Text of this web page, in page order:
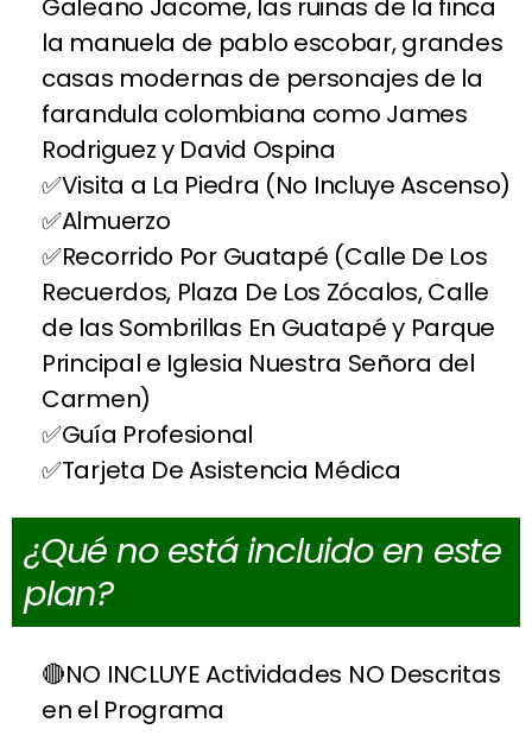
Galeano Jacome, las ruinas de la finca
la manuela de pablo escobar, grandes
casas modernas de personajes de la
farandula colombiana como James
Rodriguez y David Ospina
Visita a La Piedra (No Incluye Ascenso)
Almuerzo
Recorrido Por Guatapé (Calle De Los
Recuerdos, Plaza De Los Zócalos, Calle
de las Sombrillas En Guatapé y Parque
Principal e Iglesia Nuestra Señora del
Carmen)
Guía Profesional
Tarjeta De Asistencia Médica
¿Qué no está incluido en este
plan?
NO INCLUYE Actividades NO Descritas
en el Programa